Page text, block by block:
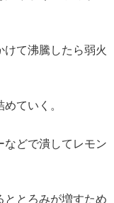
けて沸騰したら弱火
ていく。
などで潰してレモン
ととろみが増すため